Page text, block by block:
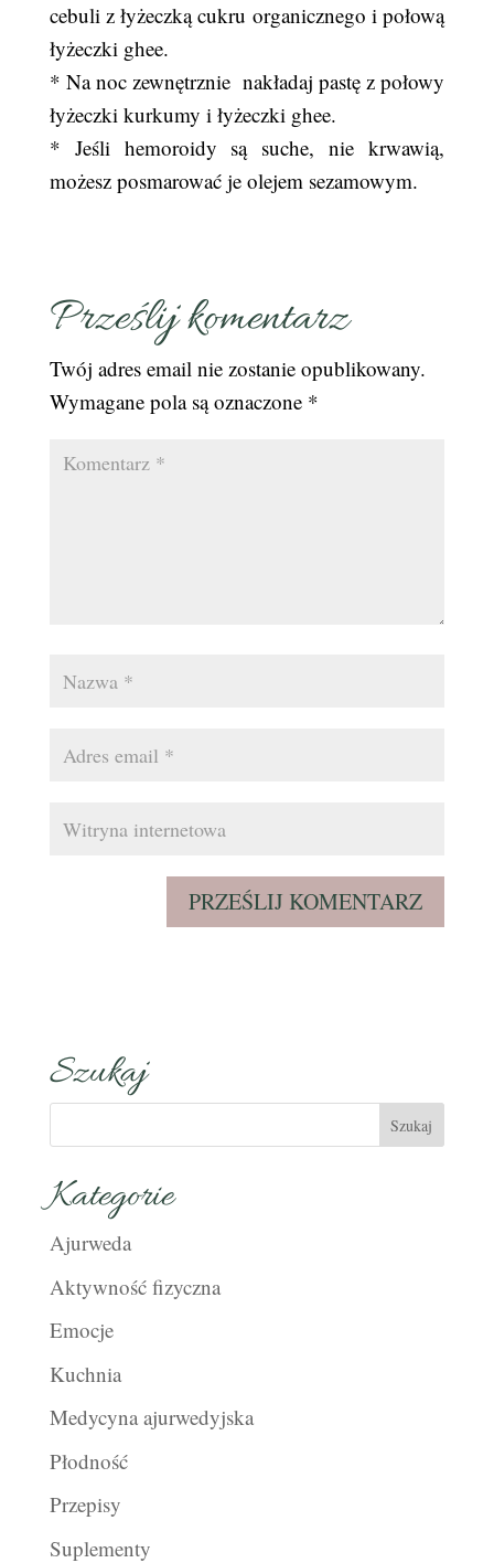
cebuli z łyżeczką cukru organicznego i połową
łyżeczki ghee.
* Na noc zewnętrznie nakładaj pastę z połowy
łyżeczki kurkumy i łyżeczki ghee.
* Jeśli hemoroidy są suche, nie krwawią,
możesz posmarować je olejem sezamowym.
Prześlij komentarz
Twój adres email nie zostanie opublikowany.
Wymagane pola są oznaczone *
Szukaj
Kategorie
Ajurweda
Aktywność fizyczna
Emocje
Kuchnia
Medycyna ajurwedyjska
Płodność
Przepisy
Suplementy